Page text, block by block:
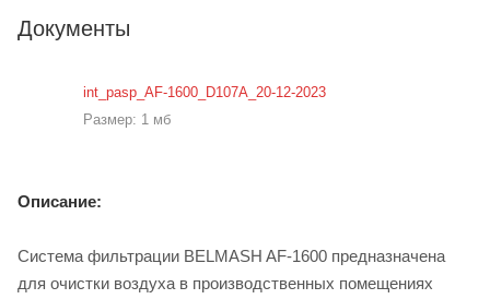
Документы
int_pasp_AF-1600_D107A_20-12-2023
Размер: 1 мб
Описание:
Система фильтрации BELMASH AF-1600 предназначена
для очистки воздуха в производственных помещениях